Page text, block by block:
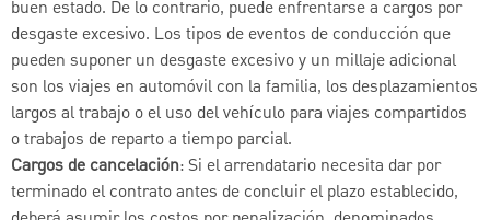
buen estado. De lo contrario, puede enfrentarse a cargos por
desgaste excesivo. Los tipos de eventos de conducción que
pueden suponer un desgaste excesivo y un millaje adicional
son los viajes en automóvil con la familia, los desplazamientos
largos al trabajo o el uso del vehículo para viajes compartidos
o trabajos de reparto a tiempo parcial.
Cargos de cancelación: Si el arrendatario necesita dar por
terminado el contrato antes de concluir el plazo establecido,